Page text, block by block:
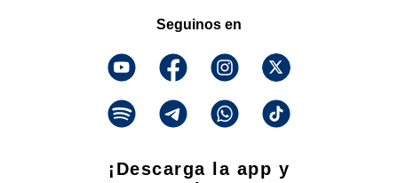
Seguinos en
¡Descarga la app y